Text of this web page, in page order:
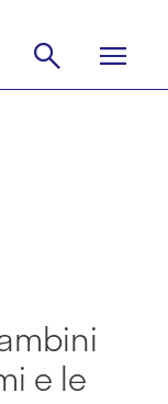
e le